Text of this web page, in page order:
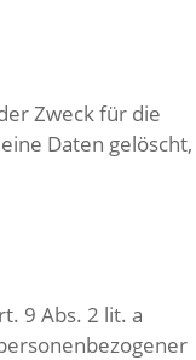
Zweck für die
Daten gelöscht,
9 Abs. 2 lit. a